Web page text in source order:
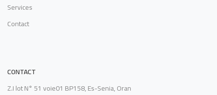
Services
Contact
CONTACT
Z.I lot N° 51 voie01 BP158, Es-Senia, Oran